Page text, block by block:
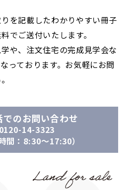
を記載したわかりやすい冊子
でご送付いたします。
や、注文住宅の完成見学会な
っております。お気軽にお問
でのお問い合わせ
0120-14-3323
間：8:30〜17:30）